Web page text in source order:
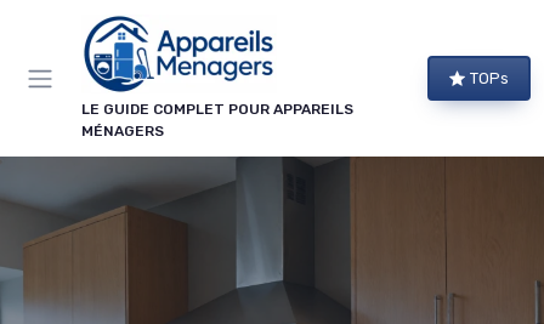
LE GUIDE COMPLET POUR APPAREILS
MÉNAGERS
TOPs
Panneau de gestion des cookies